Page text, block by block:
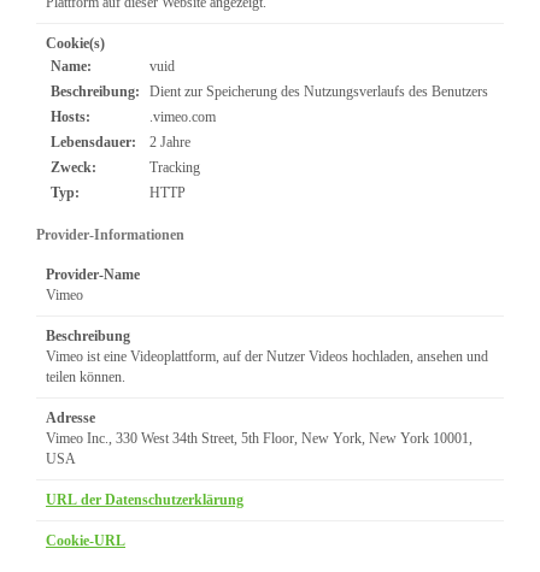
Cookie(s)
Name:
vuid
Beschreibung:
Dient zur Speicherung des Nutzungsverlaufs des Benutzers
Hosts:
.vimeo.com
Lebensdauer:
2 Jahre
Zweck:
Tracking
Typ:
HTTP
Provider-Informationen
Provider-Name
Vimeo
Beschreibung
Vimeo ist eine Videoplattform, auf der Nutzer Videos hochladen, ansehen und
teilen können.
Adresse
Vimeo Inc., 330 West 34th Street, 5th Floor, New York, New York 10001,
USA
URL der Datenschutzerklärung
Cookie-URL